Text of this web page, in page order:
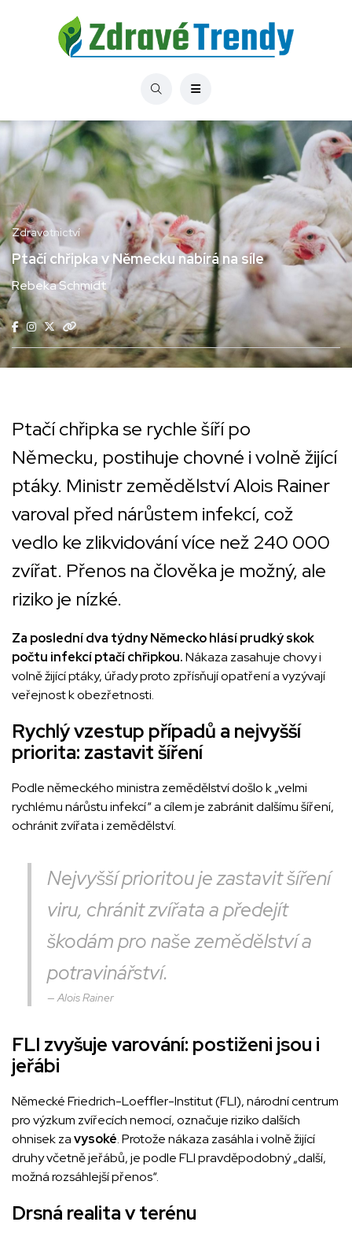
Zdravotnictví
Ptačí chřipka v Německu nabírá na síle
Rebeka Schmidt
Ptačí chřipka se rychle šíří po
Německu, postihuje chovné i volně žijící
ptáky. Ministr zemědělství Alois Rainer
varoval před nárůstem infekcí, což
vedlo ke zlikvidování více než 240 000
zvířat. Přenos na člověka je možný, ale
riziko je nízké.
Za poslední dva týdny Německo hlásí prudký skok
počtu infekcí ptačí chřipkou.Nákaza zasahuje chovy i
volně žijící ptáky, úřady proto zpřísňují opatření a vyzývají
veřejnost k obezřetnosti.
Rychlý vzestup případů a nejvyšší
priorita: zastavit šíření
Podle německého ministra zemědělství došlo k „velmi
rychlému nárůstu infekcí“ a cílem je zabránit dalšímu šíření,
ochránit zvířata i zemědělství.
Nejvyšší prioritou je zastavit šíření
viru, chránit zvířata a předejít
škodám pro naše zemědělství a
potravinářství.
Alois Rainer
FLI zvyšuje varování: postiženi jsou i
jeřábi
Německé Friedrich-Loeffler-Institut (FLI), národní centrum
pro výzkum zvířecích nemocí, označuje riziko dalších
ohnisek zavysoké. Protože nákaza zasáhla i volně žijící
druhy včetně jeřábů, je podle FLI pravděpodobný „další,
možná rozsáhlejší přenos“.
Drsná realita v terénu